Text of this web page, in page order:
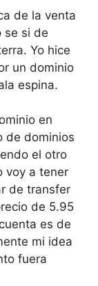
de la venta
se si de
Yo hice
un dominio
espina.
en
de dominios
el otro
voy a tener
de transfer
de 5.95
es de
mi idea
fuera